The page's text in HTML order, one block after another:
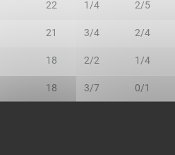
22 1/4 2/5
21 3/4 2/4
18 2/2 1/4
18 3/7 0/1